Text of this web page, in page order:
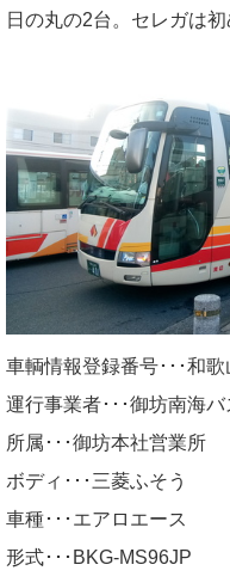
日の丸の2台。セレガは
車輌情報登録番号･･･和
運行事業者･･･御坊南海バ
所属･･･御坊本社営業所
ボディ･･･三菱ふそう
車種･･･エアロエース
形式･･･BKG-MS96JP